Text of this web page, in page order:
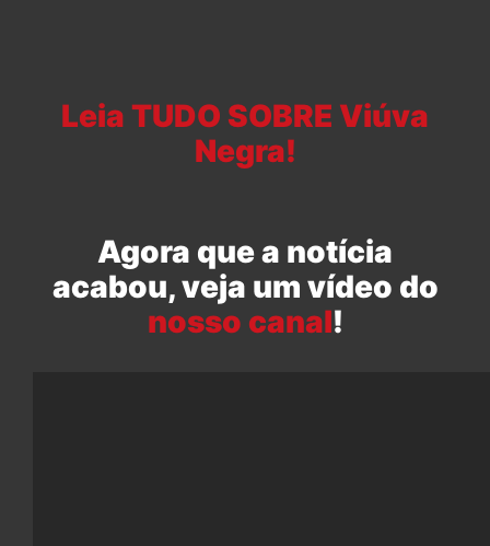
Leia TUDO SOBRE Viúva
Negra!
Agora que a notícia
acabou, veja um vídeo do
nosso canal!